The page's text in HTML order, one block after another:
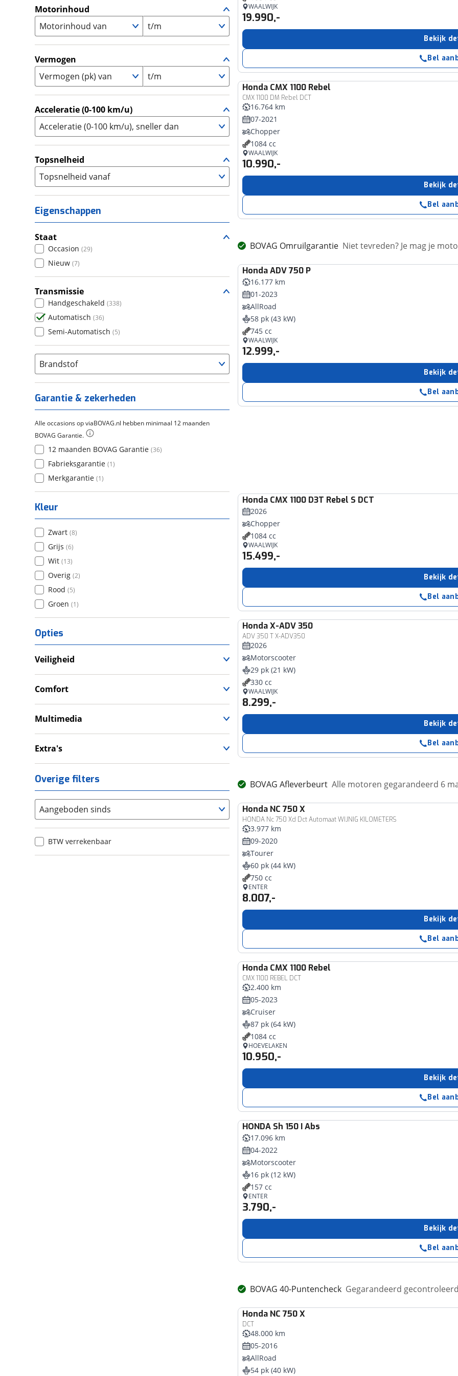
Supersport
Tourer (5)
Touring Enduro
Trike (0)
Zijspan 0)
A1 (0)
(
Motorinhoud
Motorinhoud van
t/m
Vermogen
Vermogen (pk) van
t/m
Acceleratie (0-100 km/u)
Acceleratie (0-100 km/u), sneller dan
Topsnelheid
Topsnelheid vanaf
Eigenschappen
Staat
Occasion (29)
Nieuw (7)
Transmissie
Handgeschakeld (338)
Automatisch (36)
Semi-Automatisch (5)
Brandstof
Garantie & zekerheden
Alle occasions op viaBOVAG.nl hebben minimaal 12 maanden
BOVAG Garantie.
12 maanden BOVAG Garantie (36)
Fabrieksgarantie (1)
Merkgarantie (1)
Kleur
Zwart (8)
Grijs (6)
Wit (13)
Overig (2)
Rood (5)
Groen (1)
Opties
Veiligheid
LED verlichting
Valbeugel
Comfort
Handkappen
Multimedia
USB aansluiting
Extra's
Topkoffer
Zijkoffer
Overige filters
Aangeboden sinds
BTW verrekenbaar
WAALWIJK
19.990,-
Bekijk
Bel
Honda CMX 1100 Rebel
CMX 1100 DM Rebel DCT
16.764 km
07-2021
Chopper
1084 cc
WAALWIJK
10.990,-
Bekijk
Bel
BOVAG Omruilgarantie Niet tevreden? Je mag je
Honda ADV 750 P
16.177 km
01-2023
AllRoad
58 pk (43 kW)
745 cc
WAALWIJK
12.999,-
Bekijk
Bel
Honda CMX 1100 D3T Rebel S DCT
2026
Chopper
1084 cc
WAALWIJK
15.499,-
Bekijk
Bel
Honda X-ADV 350
ADV 350 T X-ADV350
2026
Motorscooter
29 pk (21 kW)
330 cc
WAALWIJK
8.299,-
Bekijk
Bel
BOVAG Afleverbeurt Alle motoren gegarandeerd 6
Honda NC 750 X
HONDA Nc 750 Xd Dct Automaat WIJNIG KILOMETERS
3.977 km
09-2020
Tourer
60 pk (44 kW)
750 cc
ENTER
8.007,-
Bekijk
Bel
Honda CMX 1100 Rebel
CMX 1100 REBEL DCT
2.400 km
05-2023
Cruiser
87 pk (64 kW)
1084 cc
HOEVELAKEN
10.950,-
Bekijk
Bel
HONDA Sh 150 I Abs
17.096 km
04-2022
Motorscooter
16 pk (12 kW)
157 cc
ENTER
3.790,-
Bekijk
Bel
BOVAG 40-Puntencheck Gegarandeerd
Honda NC 750 X
DCT
48.000 km
05-2016
AllRoad
54 pk (40 kW)